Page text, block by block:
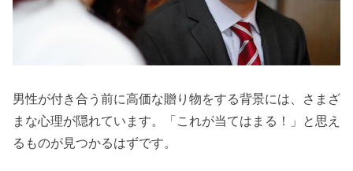
男性が付き合う前に高価な贈り物をする背景には、さまざ
まな心理が隠れています。「これが当てはまる！」と思え
るものが見つかるはずです。